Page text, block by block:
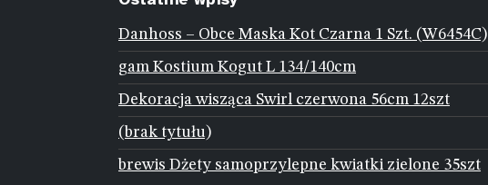
Danhoss – Obce Maska Kot Czarna 1 Szt. (W6454C)
gam Kostium Kogut L 134/140cm
Dekoracja wisząca Swirl czerwona 56cm 12szt
(brak tytułu)
brewis Dżety samoprzylepne kwiatki zielone 35szt